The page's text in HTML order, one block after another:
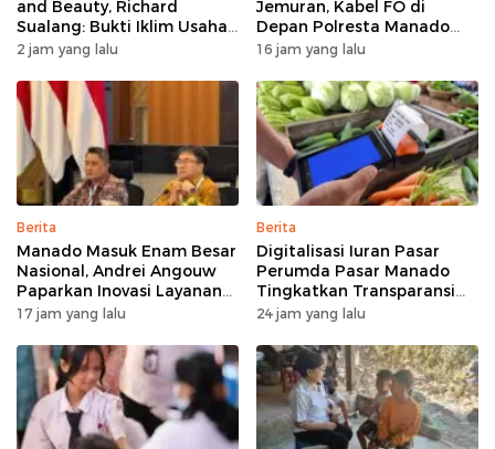
and Beauty, Richard
Sualang: Bukti Iklim Usaha
di Manado Terus
2 jam yang lalu
Jemuran, Kabel FO di
Depan Polresta Manado
Ditata
16 jam yang lalu
Berita
Manado Masuk Enam Besar
Nasional, Andrei Angouw
Paparkan Inovasi Layanan
Investasi di Hadapan Tim
17 jam yang lalu
Berita
Digitalisasi Iuran Pasar
Perumda Pasar Manado
Tingkatkan Transparansi
dan Tata Kelola Keuangan
24 jam yang lalu